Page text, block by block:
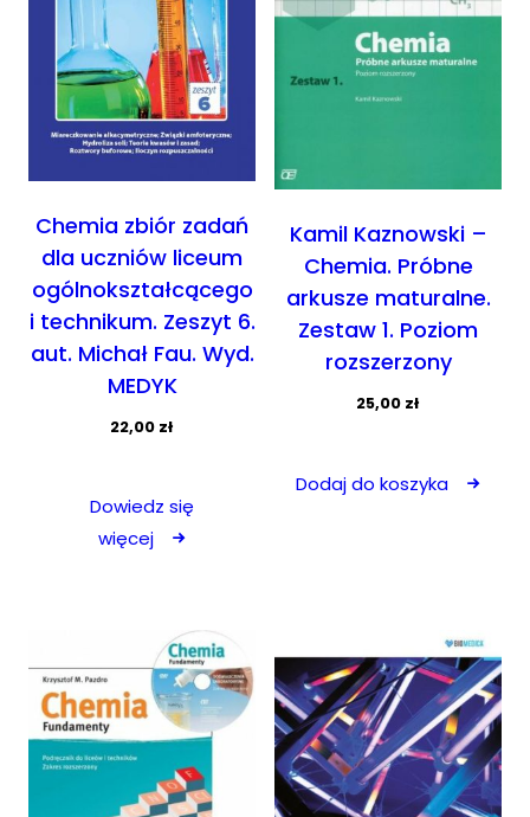
Chemia zbiór zadań
dla uczniów liceum
ogólnokształcącego
i technikum. Zeszyt 6.
aut. Michał Fau. Wyd.
MEDYK
22,00 zł
Dowiedz się
więcej
Kamil Kaznowski –
Chemia. Próbne
arkusze maturalne.
Zestaw 1. Poziom
rozszerzony
25,00 zł
Dodaj do koszyka